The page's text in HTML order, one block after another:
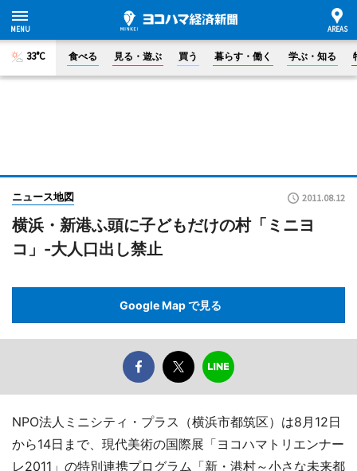
33°C 食べる 見る・遊ぶ 買う 暮らす・働く 学ぶ・知る
ニュース地図 2011.08.12
横浜・新港ふ頭に子どもだけの村「ミニヨ
コ」-大人口出し禁止
Google Map で見る
NPO法人ミニシティ・プラス（横浜市都筑区）は8月12日
から14日まで、現代美術の国際展「ヨコハマトリエンナー
レ2011」の特別連携プログラム「新・港村～小さな未来都